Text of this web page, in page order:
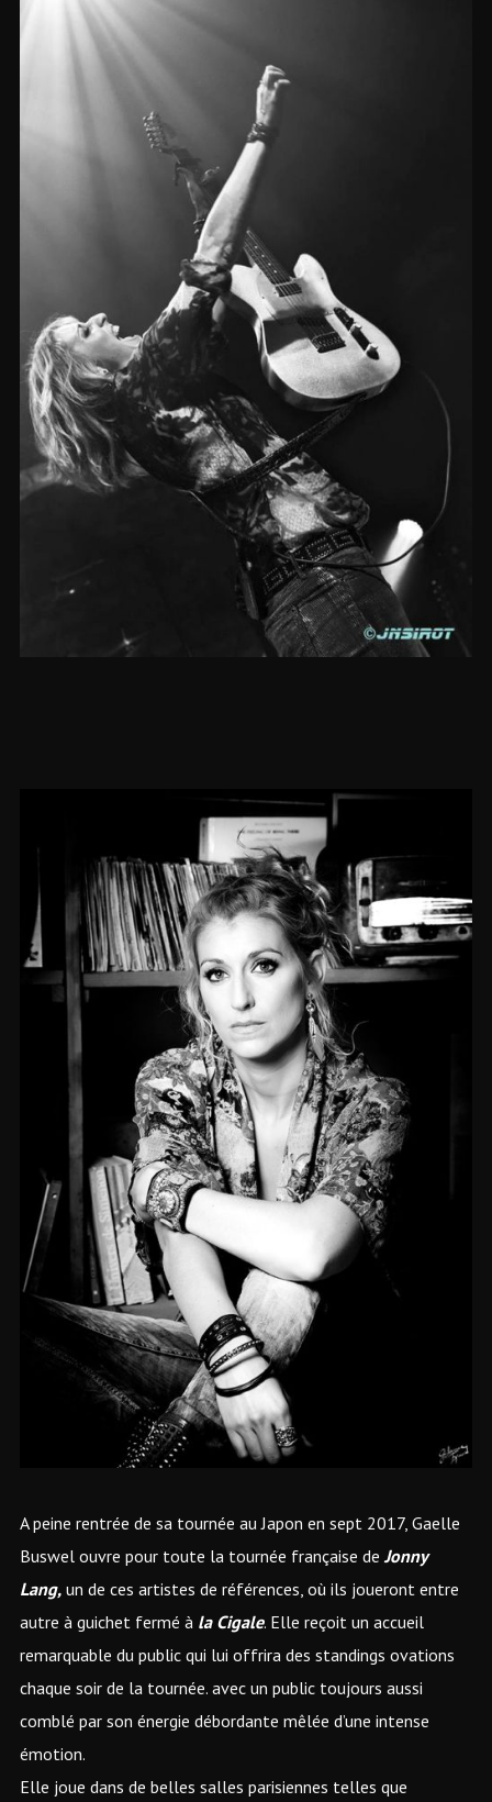
A peine rentrée de sa tournée au Japon en sept 2017, Gaelle
Buswel ouvre pour toute la tournée française deJonny
Lang, un de ces artistes de références, où ils joueront entre
autre à guichet fermé à la Cigale. Elle reçoit un accueil
remarquable du public qui lui offrira des standings ovations
chaque soir de la tournée. avec un public toujours aussi
comblé par son énergie débordante mêlée d’une intense
émotion.
Elle joue dans de belles salles parisiennes telles que